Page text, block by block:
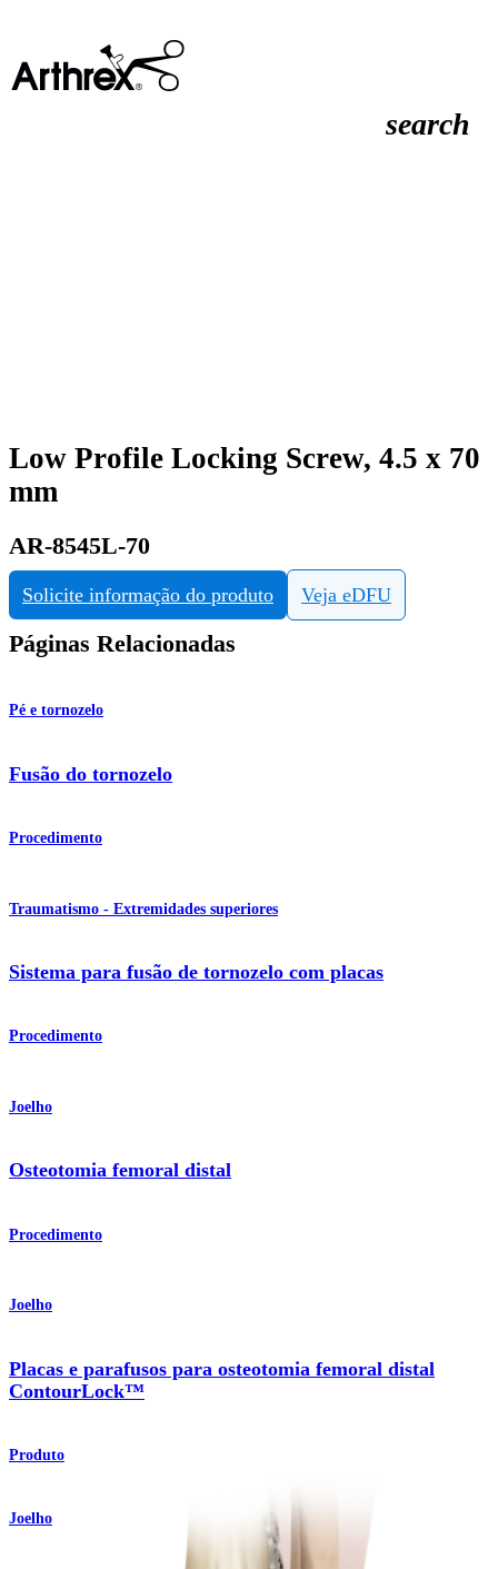
search
Low Profile Locking Screw, 4.5 x 70
mm
AR-8545L-70
Solicite informação do produto Veja eDFU
Páginas Relacionadas
Pé e tornozelo
Fusão do tornozelo
Procedimento
Traumatismo - Extremidades superiores
Sistema para fusão de tornozelo com placas
Procedimento
Joelho
Osteotomia femoral distal
Procedimento
Joelho
Placas e parafusos para osteotomia femoral distal
ContourLock™
Produto
Joelho